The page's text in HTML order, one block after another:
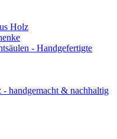
Holz
- Handgefertigte
- handgemacht & nachhaltig